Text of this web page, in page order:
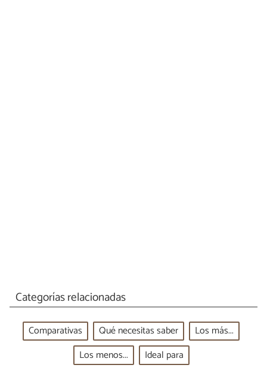
Categorías relacionadas
Comparativas Qué necesitas saber
Los más...
Los menos...
Ideal para